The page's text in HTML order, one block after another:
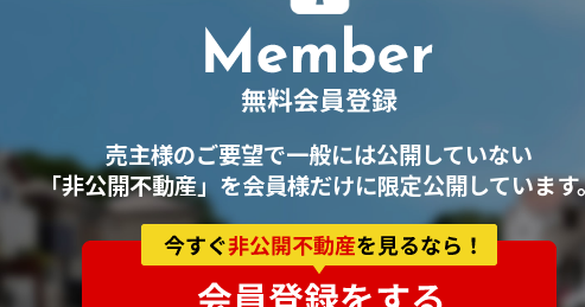
売主様のご要望で一般には公開していない
「非公開不動産」を会員様だけに限定公開しています